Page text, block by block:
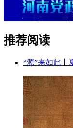
推荐阅读
“源”来如此丨